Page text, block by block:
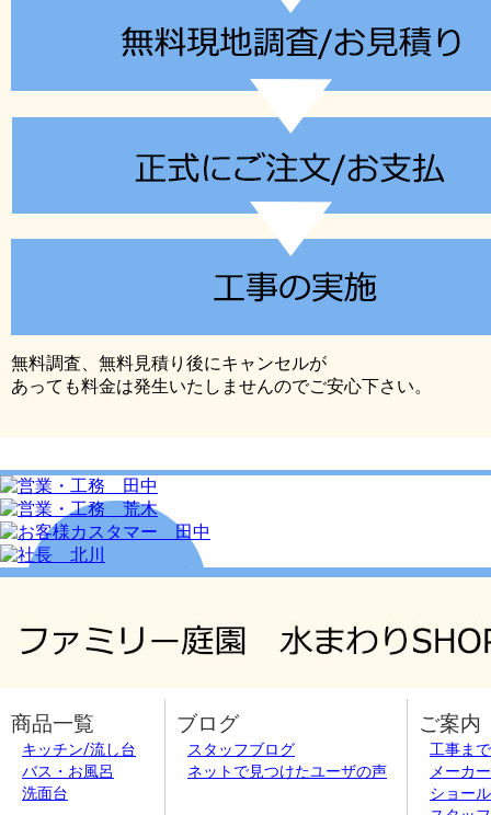
無料調査、無料見積り後にキャンセルが
あっても料金は発生いたしませんのでご安心下さい。
商品一覧
キッチン/流し台
バス・お風呂
洗面台
ブログ
スタッフブログ
ネットで見つけたユーザの声
ご案内
工事ま
メーカ
ショー